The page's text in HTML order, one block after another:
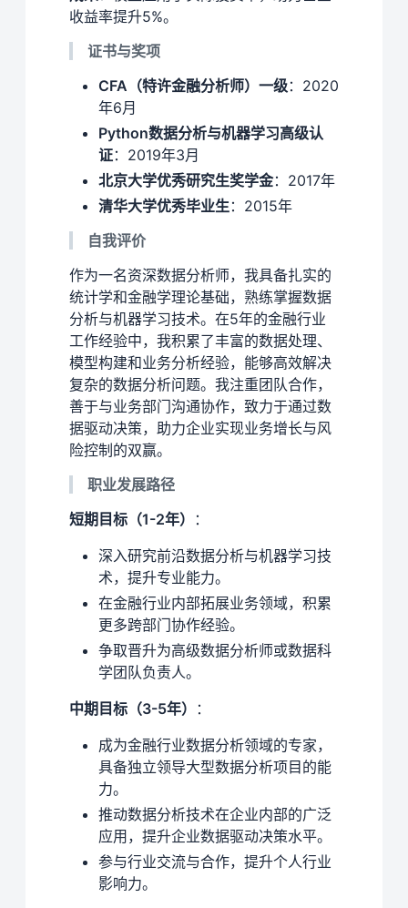
收益率提升5%。
证书与奖项
CFA（特许金融分析师）一级：2020
年6月
Python数据分析与机器学习高级认
证：2019年3月
北京大学优秀研究生奖学金：2017年
清华大学优秀毕业生：2015年
自我评价
作为一名资深数据分析师，我具备扎实的
统计学和金融学理论基础，熟练掌握数据
分析与机器学习技术。在5年的金融行业
工作经验中，我积累了丰富的数据处理、
模型构建和业务分析经验，能够高效解决
复杂的数据分析问题。我注重团队合作，
善于与业务部门沟通协作，致力于通过数
据驱动决策，助力企业实现业务增长与风
险控制的双赢。
职业发展路径
短期目标（1-2年）
：
深入研究前沿数据分析与机器学习技
术，提升专业能力。
在金融行业内部拓展业务领域，积累
更多跨部门协作经验。
争取晋升为高级数据分析师或数据科
学团队负责人。
中期目标（3-5年）
：
成为金融行业数据分析领域的专家，
具备独立领导大型数据分析项目的能
力。
推动数据分析技术在企业内部的广泛
应用，提升企业数据驱动决策水平。
参与行业交流与合作，提升个人行业
影响力。